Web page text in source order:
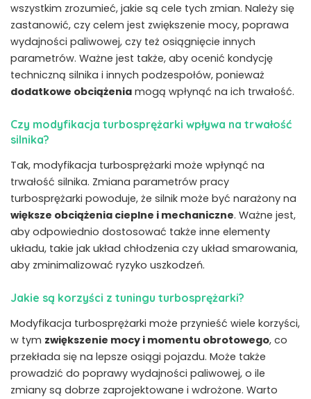
wszystkim zrozumieć, jakie są cele tych ⁣zmian. ⁤Należy się
zastanowić, czy celem jest zwiększenie mocy, poprawa
wydajności ⁢paliwowej, czy też osiągnięcie innych
parametrów. Ważne jest także, aby ocenić kondycję
techniczną silnika i​ innych ⁢podzespołów, ponieważ
dodatkowe obciążenia mogą wpłynąć na ich trwałość.
Czy modyfikacja turbosprężarki wpływa na trwałość
silnika?
Tak, modyfikacja ⁣turbosprężarki może​ wpłynąć na
trwałość silnika. Zmiana parametrów pracy
turbosprężarki powoduje, że silnik może być narażony na
większe obciążenia cieplne i mechaniczne. Ważne jest,
aby odpowiednio dostosować także inne elementy
układu, takie jak układ chłodzenia czy układ smarowania,
aby zminimalizować ryzyko uszkodzeń.
Jakie są korzyści z tuningu turbosprężarki?
Modyfikacja turbosprężarki może przynieść wiele korzyści,
w tym zwiększenie mocy i momentu obrotowego, co
przekłada się na lepsze osiągi pojazdu. Może ​także
prowadzić do ⁣poprawy wydajności paliwowej, o ile
zmiany są dobrze⁤ zaprojektowane i wdrożone. Warto